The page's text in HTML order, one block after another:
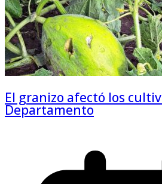
El granizo afectó los
Departamento